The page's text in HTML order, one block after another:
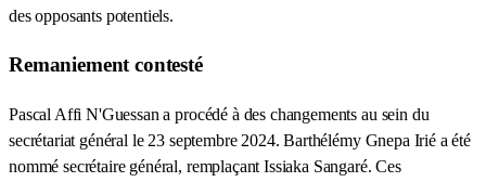
des opposants potentiels.
Remaniement contesté
Pascal Affi N'Guessan a procédé à des changements au sein du
secrétariat général le 23 septembre 2024. Barthélémy Gnepa Irié a été
nommé secrétaire général, remplaçant Issiaka Sangaré. Ces